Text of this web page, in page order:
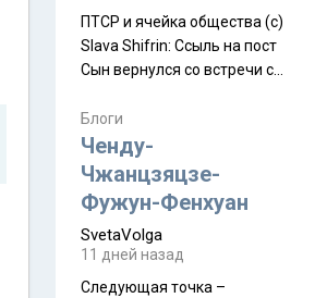
ПТСР и ячейка общества (с)
Slava Shifrin: Ссыль на пост
Сын вернулся со встречи с
уже, как демобилизовались,
а продолжают встречаться
почти каждую неделю) и с
порога сообщил: "Эйтан
разводится!" Эйтан -
мальчик из религиозной
семьи, из тех, кого называют
"вязаные кипы". С 2022-го
Блоги
Ченду-
Чжанцзяцзе-
Фужун-Фенхуан
SvetaVolga
11 дней назад
Следующая точка –